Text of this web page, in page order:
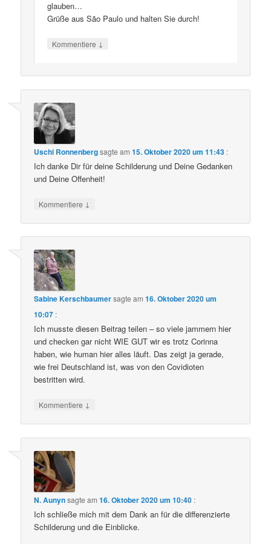
glauben…
Grüße aus São Paulo und halten Sie durch!
Kommentiere ↓
Uschi Ronnenbergsagte am15. Oktober 2020 um 11:43 :
Ich danke Dir für deine Schilderung und Deine Gedanken
und Deine Offenheit!
Kommentiere ↓
Sabine Kerschbaumersagte am16. Oktober 2020 um
10:07 :
Ich musste diesen Beitrag teilen – so viele jammern hier
und checken gar nicht WIE GUT wir es trotz Corinna
haben, wie human hier alles läuft. Das zeigt ja gerade,
wie frei Deutschland ist, was von den Covidioten
bestritten wird.
Kommentiere ↓
N. Aunynsagte am16. Oktober 2020 um 10:40 :
Ich schließe mich mit dem Dank an für die differenzierte
Schilderung und die Einblicke.